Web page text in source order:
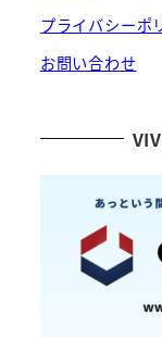
プライバシーポ
お問い合わせ